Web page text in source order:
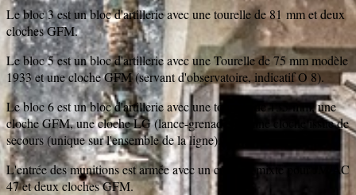
Le bloc 3 est un bloc d'artillerie avec une tourelle de 81 mm et deux
cloches GFM.
Le bloc 5 est un bloc d'artillerie avec une Tourelle de 75 mm modèle
1933 et une cloche GFM (servant d'observatoire, indicatif O 8).
Le bloc 6 est un bloc d'artillerie avec une tourelle de 135 mm, une
cloche GFM, une cloche LG (lance-grenades) et une cloche issue de
secours (unique sur l'ensemble de la ligne).
L'entrée des munitions est armée avec un créneau mixte pour JM/AC
47 et deux cloches GFM.